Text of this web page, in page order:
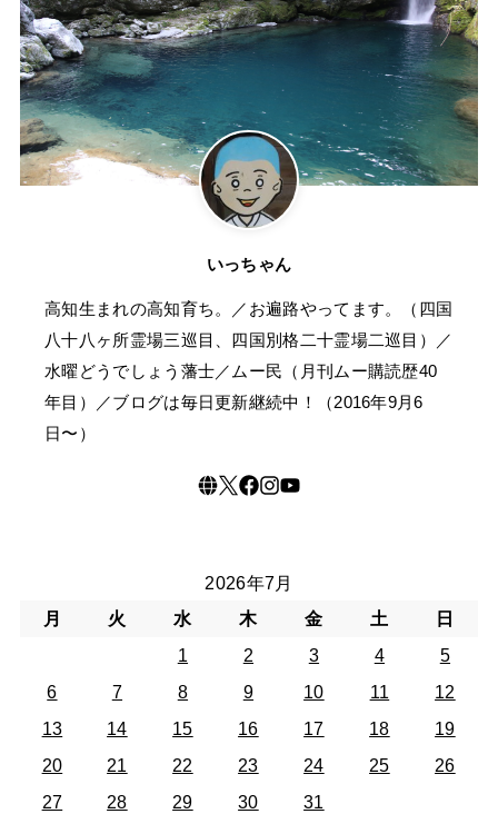
いっちゃん
高知生まれの高知育ち。／お遍路やってます。（四国
八十八ヶ所霊場三巡目、四国別格二十霊場二巡目）／
水曜どうでしょう藩士／ムー民（月刊ムー購読歴40
年目）／ブログは毎日更新継続中！（2016年9月6
日〜）
2026年7月
月
火 水 木 金 土
日
1
2 3 4
5
6
7 8 9 10 11
12
13
14 15 16 17 18
19
20
21 22 23 24 25
26
27
28 29 30
31